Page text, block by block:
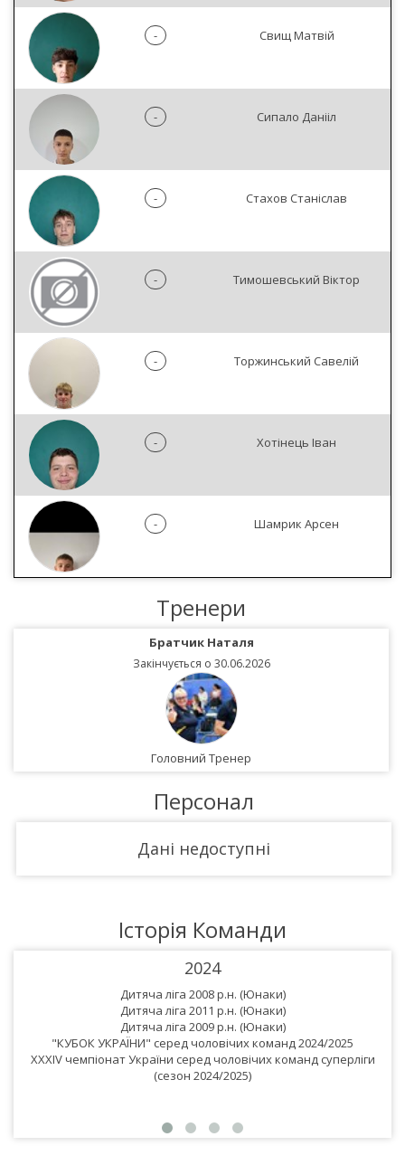
- Свищ Матвій
- Сипало Данііл
- Стахов Станіслав
- Тимошевський Віктор
- Торжинський Савелій
- Хотінець Іван
- Шамрик Арсен
Тренери
Братчик Наталя
Закінчується о 30.06.2026
Головний Тренер
Персонал
Дані недоступні
Історія Команди
2024
Дитяча ліга 2008 р.н. (Юнаки)
Дитяча ліга 2011 р.н. (Юнаки)
Дитяча ліга 2009 р.н. (Юнаки)
"КУБОК УКРАЇНИ" серед чоловічих команд 2024/2025
XXXIV чемпіонат України серед чоловічих команд суперліги
(сезон 2024/2025)